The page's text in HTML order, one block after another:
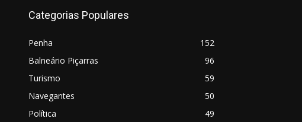
Categorias Populares
Penha
152
Balneário Piçarras
96
Turismo
59
Navegantes
50
Política
49